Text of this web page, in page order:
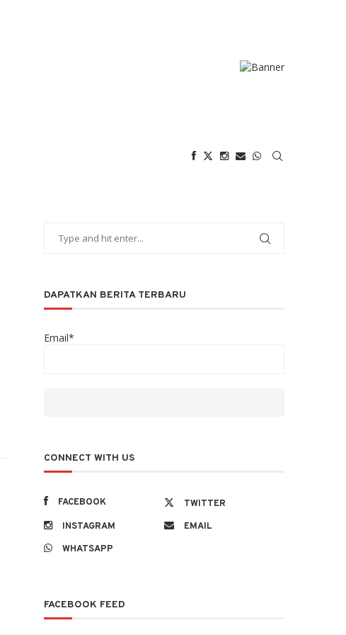
DAPATKAN BERITA TERBARU
Email*
CONNECT WITH US
FACEBOOK
TWITTER
INSTAGRAM
EMAIL
WHATSAPP
FACEBOOK FEED